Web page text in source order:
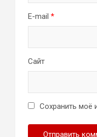
E-mail *
Сайт
Сохранить моё